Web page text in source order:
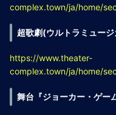
complex.town/ja/home/
超歌劇(ウルトラミュー
https://www.theater-
complex.town/ja/home/
舞台『ジョーカー・ゲー